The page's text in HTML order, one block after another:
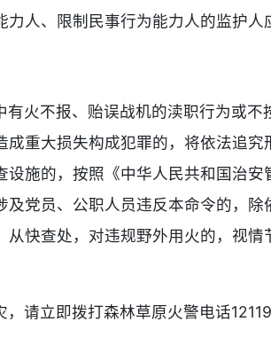
人、限制民事行为能力人的监护人
火不报、贻误战机的渎职行为或
重大损失构成犯罪的，将依法追
施的，按照《中华人民共和国治
党员、公职人员违反本命令的，
快查处，对违规野外用火的，视
请立即拨打森林草原火警电话12119